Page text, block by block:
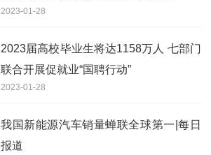
2023-01-28
2023届高校毕业生将达1158万人 七部门
联合开展促就业“国聘行动”
2023-01-28
我国新能源汽车销量蝉联全球第一|每日
报道